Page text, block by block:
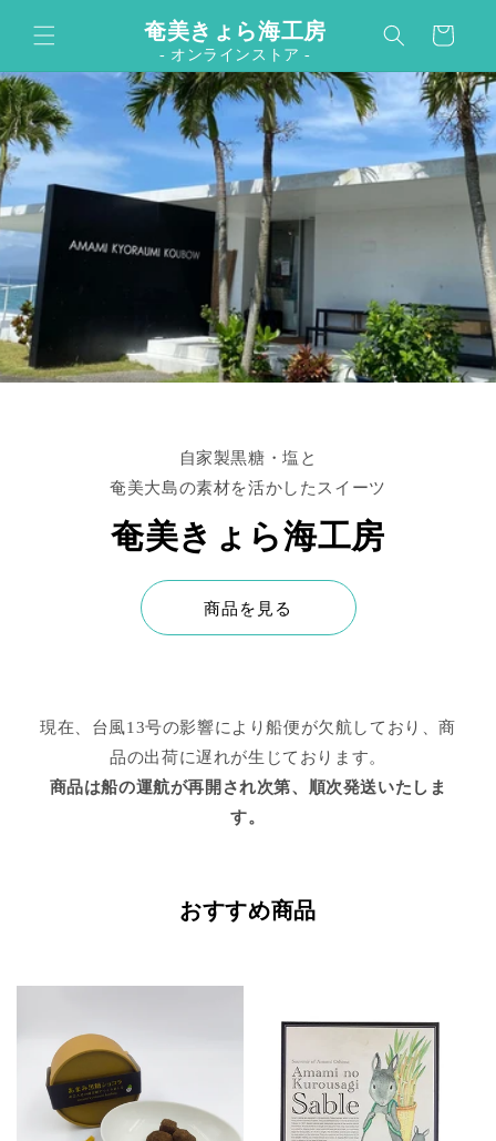
コンテンツに進む奄美きょら海工房
- オンラインストア -
ー
自家製黒糖・塩と
奄美大島の素材を活かしたスイーツ
奄美きょら海工房
商品を見る
現在、台風13号の影響により船便が欠航しており、商
品の出荷に遅れが生じております。
商品は船の運航が再開され次第、順次発送いたしま
す。
おすすめ商品